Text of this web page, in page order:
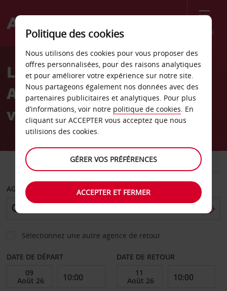
Menu
Welcome
AvisLocation de voiture
Amendola, Bari - Centre-
ville
UTILITAIRE
AGENCE DE DÉPART
Sélectionnez une autre agence de retour
DATE DE DÉPART DATE DE RETOUR
Politique des cookies
Nous utilisons des cookies pour vous proposer des
offres personnalisées, pour des raisons analytiques
et pour améliorer votre expérience sur notre site.
Nous partageons également nos données avec des
partenaires publicitaires et analytiques. Pour plus
d’informations, voir notre politique de cookies. En
cliquant sur ACCEPTER vous acceptez que nous
utilisions des cookies.
GÉRER VOS PRÉFÉRENCES
ACCEPTER ET FERMER